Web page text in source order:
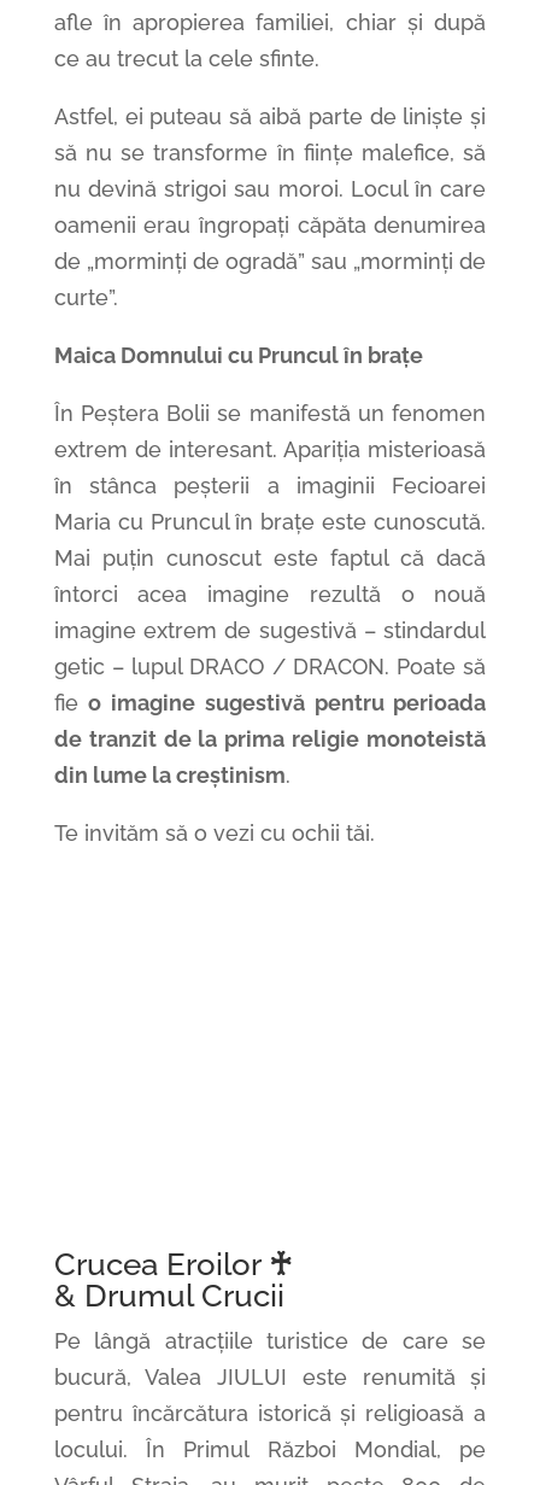
afle în apropierea familiei, chiar și după
ce au trecut la cele sfinte.
Astfel, ei puteau să aibă parte de liniște și
să nu se transforme în ființe malefice, să
nu devină strigoi sau moroi. Locul în care
oamenii erau îngropați căpăta denumirea
de „morminți de ogradă” sau „morminți de
curte”.
Maica Domnului cu Pruncul în brațe
În Peștera Bolii se manifestă un fenomen
extrem de interesant. Apariția misterioasă
în stânca peșterii a imaginii Fecioarei
Maria cu Pruncul în brațe este cunoscută.
Mai puțin cunoscut este faptul că dacă
întorci acea imagine rezultă
o nouă
imagine extrem de sugestivă – stindardul
getic – lupul DRACO / DRACON. Poate să
fieo imagine sugestivă pentru perioada
de tranzit de la prima religie monoteistă
din lume la creștinism.
Te invităm să o vezi cu ochii tăi.
Crucea Eroilor ♰
& Drumul Crucii
Pe lângă atracțiile turistice de care se
bucură, Valea JIULUI este renumită și
pentru încărcătura istorică și religioasă a
locului. În Primul Război Mondial, pe